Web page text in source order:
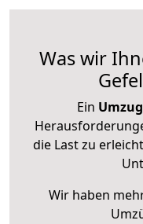
Was wir
Ein Umzug
die Last zu
Wir haben